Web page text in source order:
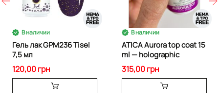
В наличии
Гель лак GPM236 Tisel
7,5 мл
120,00 грн
В наличии
ATICA Aurora top coat 15
ml — holographic
315,00 грн